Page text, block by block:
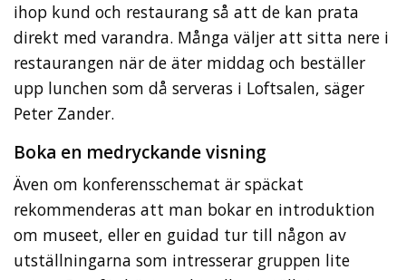
ihop kund och restaurang så att de kan prata
direkt med varandra. Många väljer att sitta nere i
restaurangen när de äter middag och beställer
upp lunchen som då serveras i Loftsalen, säger
Peter Zander.
Boka en medryckande visning
Även om konferensschemat är späckat
rekommenderas att man bokar en introduktion
om museet, eller en guidad tur till någon av
utställningarna som intresserar gruppen lite